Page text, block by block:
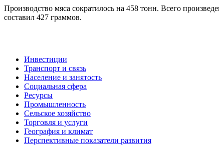
Производство мяса сократилось на 458 тонн. Всего
составил 427 граммов.
Инвестиции
Транспорт и связь
Население и занятость
Социальная сфера
Ресурсы
Промышленность
Сельское хозяйство
Торговля и услуги
География и климат
Перспективные показатели развития